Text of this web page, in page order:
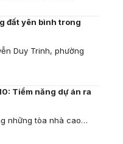
đất yên bình trong
Duy Trinh, phường
Tiềm năng dự án ra
những tòa nhà cao…